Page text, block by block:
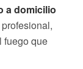
a domicilio
fuego que